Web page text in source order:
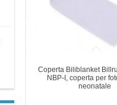
Coperta Biliblanket
NBP-I, coperta per
neonatale